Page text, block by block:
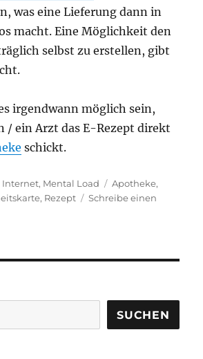
was eine Lieferung dann in
macht. Eine Möglichkeit den
selbst zu erstellen, gibt
irgendwann möglich sein,
/ ein Arzt das E-Rezept direkt
schickt.
Kategorien
Internet, Mental Load Schlagwörter
Apotheke,
, Rezept
Schreibe einen
SUCHEN